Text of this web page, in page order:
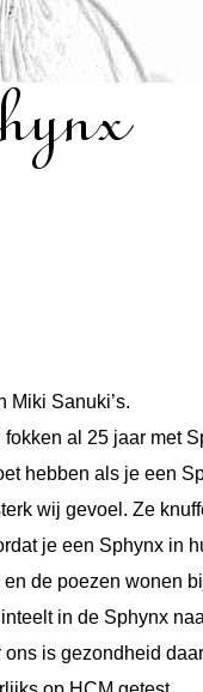
Miki Sanuki’s.
al 25 jaar met
hebben als je een
wij gevoel. Ze
je een Sphynx in
de poezen wonen
in de Sphynx
is gezondheid